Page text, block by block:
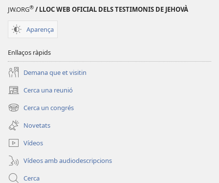
JW.ORG® / LLOC WEB OFICIAL DELS TESTIMONIS DE JEHOVÀ
Aparença
Enllaços ràpids
Demana que et visitin
Cerca una reunió
(obre
una
finestra
nova)
Cerca un congrés
(obre
una
finestra
nova)
Novetats
Vídeos
Vídeos amb audiodescripcions
Cerca